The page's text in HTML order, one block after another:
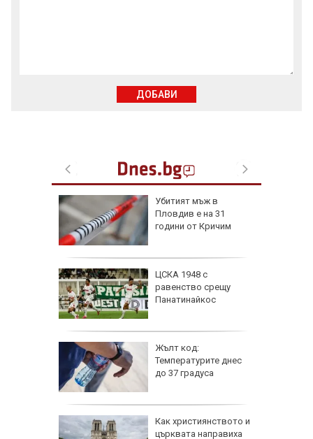
Убитият мъж в
Пловдив е на 31
години от Кричим
ЦСКА 1948 с
равенство срещу
Панатинайкос
Жълт код:
Температурите днес
до 37 градуса
Как християнството и
църквата направиха
ДОБАВИ